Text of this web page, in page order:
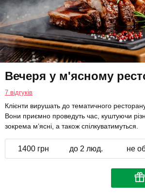
Вечеря у м'ясному
7 відгуків
Клієнти вирушать до тематичного
Вони приємно проведуть час, куштуючи
зокрема м’ясні, а також спілкуватимуться.
1400 грн до 2 люд. не